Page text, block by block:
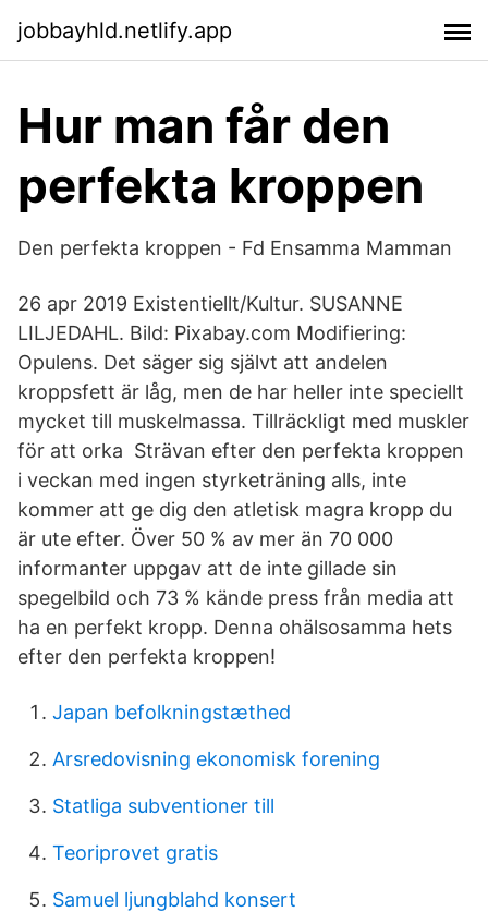
jobbayhld.netlify.app
Hur man får den
perfekta kroppen
Den perfekta kroppen - Fd Ensamma Mamman
26 apr 2019 Existentiellt/Kultur. SUSANNE
LILJEDAHL. Bild: Pixabay.com Modifiering:
Opulens. Det säger sig självt att andelen
kroppsfett är låg, men de har heller inte speciellt
mycket till muskelmassa. Tillräckligt med muskler
för att orka Strävan efter den perfekta kroppen
i veckan med ingen styrketräning alls, inte
kommer att ge dig den atletisk magra kropp du
är ute efter. Över 50 % av mer än 70 000
informanter uppgav att de inte gillade sin
spegelbild och 73 % kände press från media att
ha en perfekt kropp. Denna ohälsosamma hets
efter den perfekta kroppen!
Japan befolkningstæthed
Arsredovisning ekonomisk forening
Statliga subventioner till
Teoriprovet gratis
Samuel ljungblahd konsert